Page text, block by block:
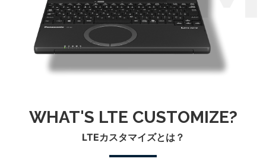
WHAT'S LTE CUSTOMIZE?
LTEカスタマイズとは？